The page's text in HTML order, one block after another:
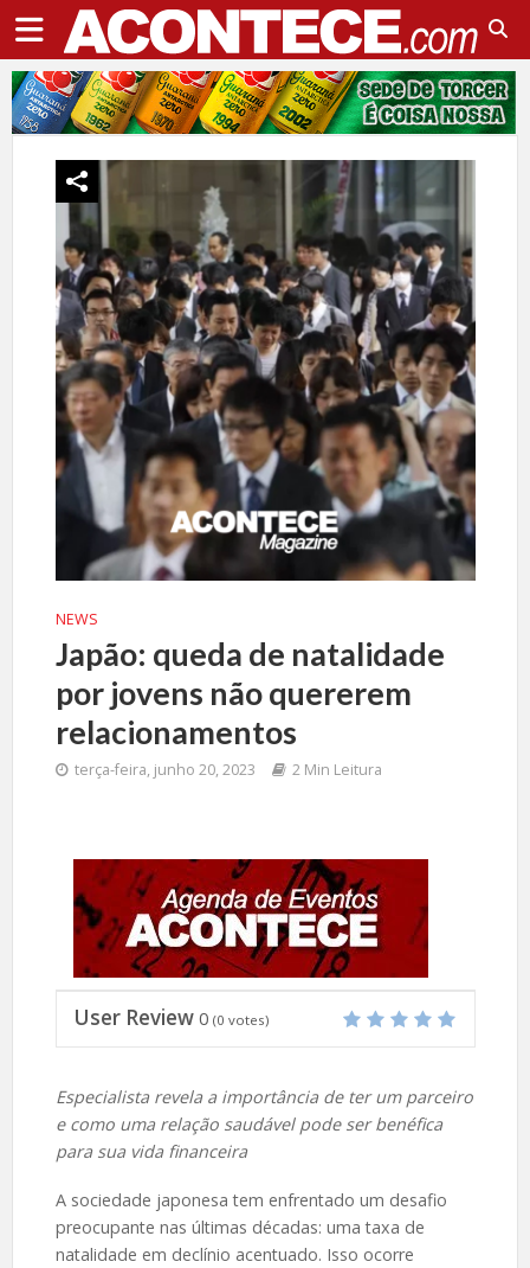
NEWS
Japão: queda de natalidade
por jovens não quererem
relacionamentos
terça-feira, junho 20, 2023 2 Min Leitura
User Review 0 (0 votes)
Especialista revela a importância de ter um parceiro
e como uma relação saudável pode ser benéfica
para sua vida financeira
A sociedade japonesa tem enfrentado um desafio
preocupante nas últimas décadas: uma taxa de
natalidade em declínio acentuado. Isso ocorre